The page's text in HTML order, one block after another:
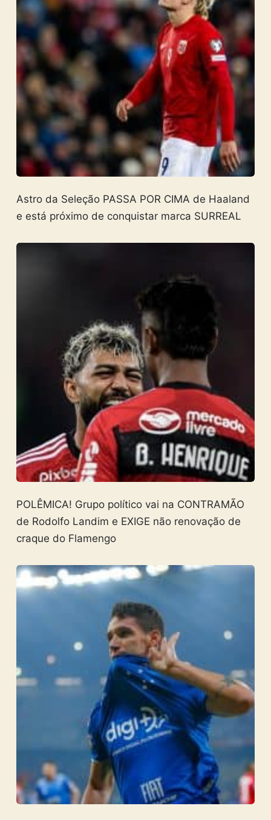
Astro da Seleção PASSA POR CIMA de Haaland
e está próximo de conquistar marca SURREAL
POLÊMICA! Grupo político vai na CONTRAMÃO
de Rodolfo Landim e EXIGE não renovação de
craque do Flamengo